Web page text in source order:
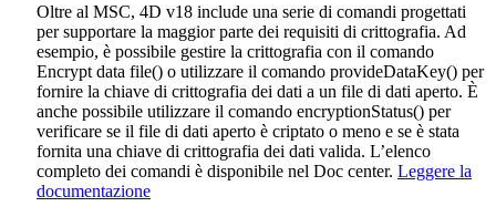
Oltre al MSC, 4D v18 include una serie di comandi progettati
per supportare la maggior parte dei requisiti di crittografia. Ad
esempio, è possibile gestire la crittografia con il comando
Encrypt data file() o utilizzare il comando provideDataKey() per
fornire la chiave di crittografia dei dati a un file di dati aperto. È
anche possibile utilizzare il comando encryptionStatus() per
verificare se il file di dati aperto è criptato o meno e se è stata
fornita una chiave di crittografia dei dati valida. L’elenco
completo dei comandi è disponibile nel Doc center. Leggere la
documentazione